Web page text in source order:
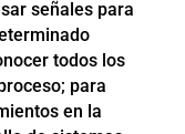
señales para
todos los
para
en la